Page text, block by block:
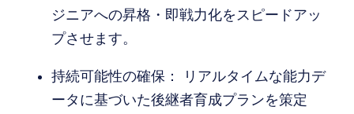
ジニアへの昇格・即戦力化をスピードアッ
プさせます。
持続可能性の確保： リアルタイムな能力デ
ータに基づいた後継者育成プランを策定